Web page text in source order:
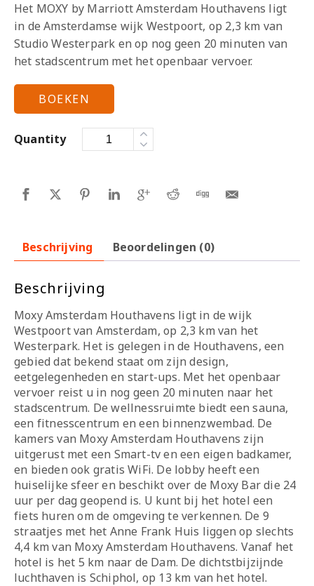
Het MOXY by Marriott Amsterdam Houthavens ligt
in de Amsterdamse wijk Westpoort, op 2,3 km van
Studio Westerpark en op nog geen 20 minuten van
het stadscentrum met het openbaar vervoer.
BOEKEN
Quantity
Beschrijving Beoordelingen (0)
Beschrijving
Moxy Amsterdam Houthavens ligt in de wijk
Westpoort van Amsterdam, op 2,3 km van het
Westerpark. Het is gelegen in de Houthavens, een
gebied dat bekend staat om zijn design,
eetgelegenheden en start-ups. Met het openbaar
vervoer reist u in nog geen 20 minuten naar het
stadscentrum. De wellnessruimte biedt een sauna,
een fitnesscentrum en een binnenzwembad. De
kamers van Moxy Amsterdam Houthavens zijn
uitgerust met een Smart-tv en een eigen badkamer,
en bieden ook gratis WiFi. De lobby heeft een
huiselijke sfeer en beschikt over de Moxy Bar die 24
uur per dag geopend is. U kunt bij het hotel een
fiets huren om de omgeving te verkennen. De 9
straatjes met het Anne Frank Huis liggen op slechts
4,4 km van Moxy Amsterdam Houthavens. Vanaf het
hotel is het 5 km naar de Dam. De dichtstbijzijnde
luchthaven is Schiphol, op 13 km van het hotel.